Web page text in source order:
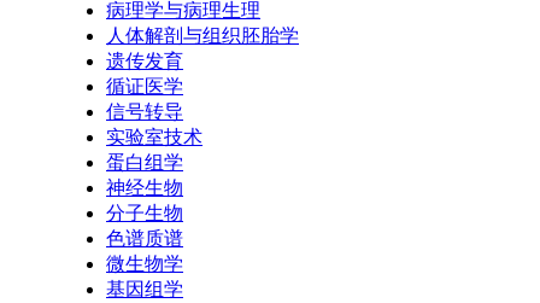
病理学与病理生理
人体解剖与组织胚胎学
遗传发育
循证医学
信号转导
实验室技术
蛋白组学
神经生物
分子生物
色谱质谱
微生物学
基因组学